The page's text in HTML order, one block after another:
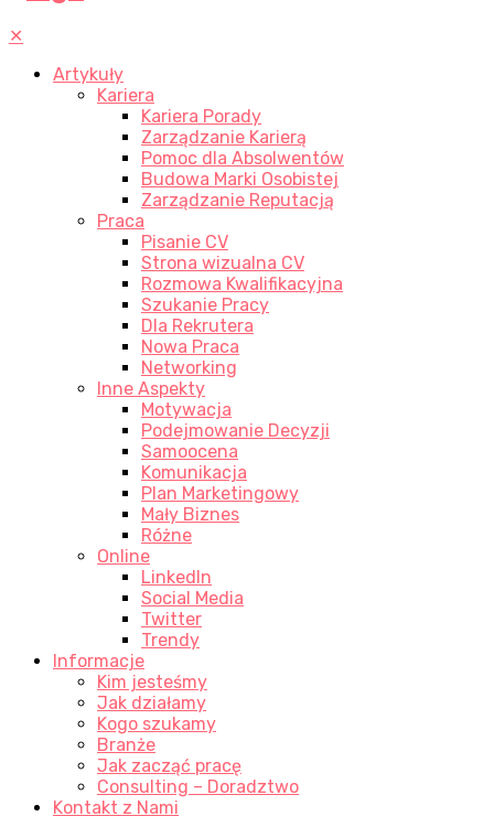
✕
Artykuły
Kariera
Kariera Porady
Zarządzanie Karierą
Pomoc dla Absolwentów
Budowa Marki Osobistej
Zarządzanie Reputacją
Praca
Pisanie CV
Strona wizualna CV
Rozmowa Kwalifikacyjna
Szukanie Pracy
Dla Rekrutera
Nowa Praca
Networking
Inne Aspekty
Motywacja
Podejmowanie Decyzji
Samoocena
Komunikacja
Plan Marketingowy
Mały Biznes
Różne
Online
LinkedIn
Social Media
Twitter
Trendy
Informacje
Kim jesteśmy
Jak działamy
Kogo szukamy
Branże
Jak zacząć pracę
Consulting – Doradztwo
Kontakt z Nami